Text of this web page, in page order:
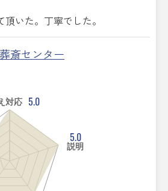
いた。丁寧でした。
斎センター
対応 5.0
5.0
説明